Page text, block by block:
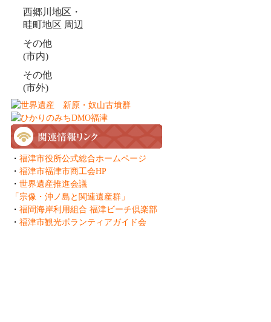
西郷川地区・
畦町地区 周辺
その他
(市内)
その他
(市外)
・ 福津市役所公式総合ホームページ
・ 福津市福津市商工会HP
・ 世界遺産推進会議
「宗像・沖ノ島と関連遺産群」
・ 福間海岸利用組合 福津ビーチ倶楽部
・ 福津市観光ボランティアガイド会